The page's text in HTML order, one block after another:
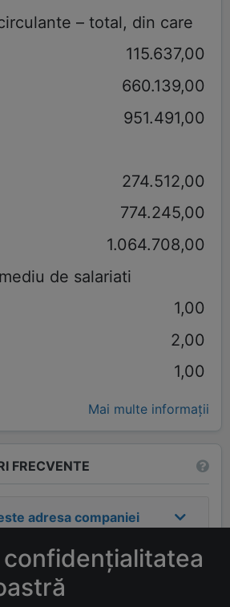
– total, din care
115.637,00
660.139,00
951.491,00
274.512,00
774.245,00
1.064.708,00
de salariati
1,00
2,00
1,00
Mai multe informații
FRECVENTE
adresa companiei
contactul
WILIAMS CAR